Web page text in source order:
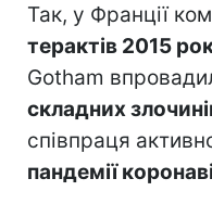
Так, у Франції
терактів 2015
Gotham
складних
співпраця
пандемії